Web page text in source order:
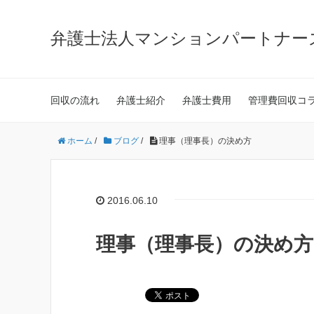
弁護士法人マンションパートナー
回収の流れ 弁護士紹介 弁護士費用 管理費回収コ
ホーム / ブログ / 理事（理事長）の決め方
2016.06.10
理事（理事長）の決め方